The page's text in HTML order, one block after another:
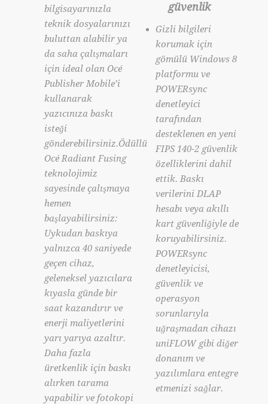
bilgisayarınızla
teknik dosyalarınızı
buluttan alabilir ya
da saha çalışmaları
için ideal olan Océ
Publisher Mobile’i
kullanarak
yazıcınıza baskı
isteği
gönderebilirsiniz.Ödüllü
Océ Radiant Fusing
teknolojimiz
sayesinde çalışmaya
hemen
başlayabilirsiniz:
Uykudan baskıya
yalnızca 40 saniyede
geçen cihaz,
geleneksel yazıcılara
kıyasla günde bir
saat kazandırır ve
enerji maliyetlerini
yarı yarıya azaltır.
Daha fazla
üretkenlik için baskı
alırken tarama
yapabilir ve fotokopi
güvenlik
Gizli bilgileri
korumak için
gömülü Windows 8
platformu ve
POWERsync
denetleyici
tarafından
desteklenen en yeni
FIPS 140-2 güvenlik
özelliklerini dahil
ettik. Baskı
verilerini DLAP
hesabı veya akıllı
kart güvenliğiyle de
koruyabilirsiniz.
POWERsync
denetleyicisi,
güvenlik ve
operasyon
sorunlarıyla
uğraşmadan cihazı
uniFLOW gibi diğer
donanım ve
yazılımlara entegre
etmenizi sağlar.